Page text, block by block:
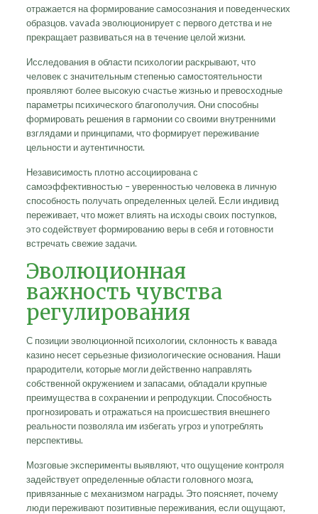
отражается на формирование самосознания и поведенческих
образцов. vavada эволюционирует с первого детства и не
прекращает развиваться на в течение целой жизни.
Исследования в области психологии раскрывают, что
человек с значительным степенью самостоятельности
проявляют более высокую счастье жизнью и превосходные
параметры психического благополучия. Они способны
формировать решения в гармонии со своими внутренними
взглядами и принципами, что формирует переживание
цельности и аутентичности.
Независимость плотно ассоциирована с
самоэффективностью – уверенностью человека в личную
способность получать определенных целей. Если индивид
переживает, что может влиять на исходы своих поступков,
это содействует формированию веры в себя и готовности
встречать свежие задачи.
Эволюционная
важность чувства
регулирования
С позиции эволюционной психологии, склонность к вавада
казино несет серьезные физиологические основания. Наши
прародители, которые могли действенно направлять
собственной окружением и запасами, обладали крупные
преимущества в сохранении и репродукции. Способность
прогнозировать и отражаться на происшествия внешнего
реальности позволяла им избегать угроз и употреблять
перспективы.
Мозговые эксперименты выявляют, что ощущение контроля
задействует определенные области головного мозга,
привязанные с механизмом награды. Это поясняет, почему
люди переживают позитивные переживания, если ощущают,